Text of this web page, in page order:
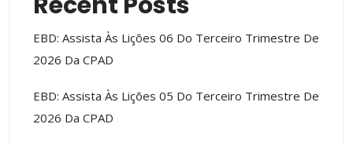
EBD: Assista Às Lições 06 Do Terceiro Trimestre De
2026 Da CPAD
EBD: Assista Às Lições 05 Do Terceiro Trimestre De
2026 Da CPAD